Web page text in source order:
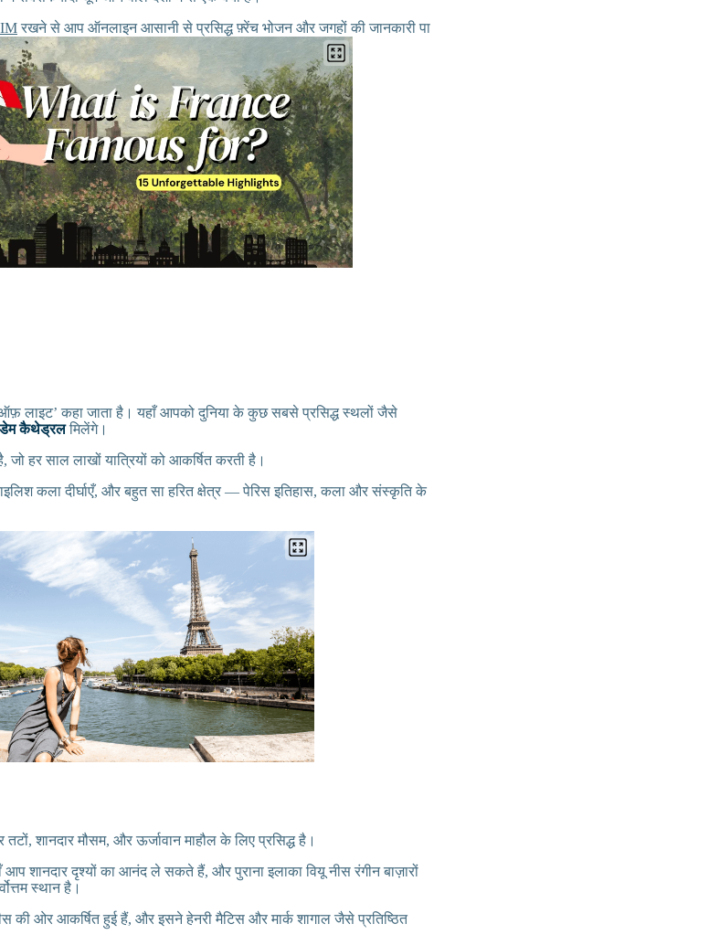
रखने से आप ऑनलाइन आसानी से प्रसिद्ध फ़्रेंच भोजन और जगहों की जानकारी पा
लाइट’ कहा जाता है। यहाँ आपको दुनिया के कुछ सबसे प्रसिद्ध स्थलों जैसे
डेम कैथेड्रलमिलेंगे।
हर साल लाखों यात्रियों को आकर्षित करती है।
कला दीर्घाएँ, और बहुत सा हरित क्षेत्र — पेरिस इतिहास, कला और संस्कृति के
शानदार मौसम, और ऊर्जावान माहौल के लिए प्रसिद्ध है।
शानदार दृश्यों का आनंद ले सकते हैं, और पुराना इलाका वियू नीस रंगीन बाज़ारों
स्थान है।
की ओर आकर्षित हुई हैं, और इसने हेनरी मैटिस और मार्क शागाल जैसे प्रतिष्ठित